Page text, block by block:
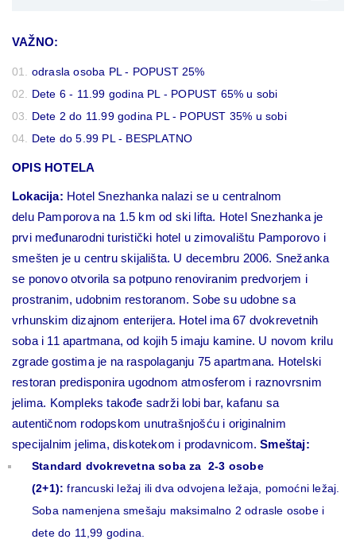
VAŽNO:
odrasla osoba PL - POPUST 25%
Dete 6 - 11.99 godina PL - POPUST 65% u sobi
Dete 2 do 11.99 godina PL - POPUST 35% u sobi
Dete do 5.99 PL - BESPLATNO
OPIS HOTELA
Lokacija: Hotel Snezhanka nalazi se u centralnom
delu Pamporovana 1.5 km od ski lifta. Hotel Snezhanka je
prvi međunarodni turistički hotel u zimovalištu Pamporovo i
smešten je u centru skijališta. U decembru 2006. Snežanka
se ponovo otvorila sa potpuno renoviranim predvorjem i
prostranim, udobnim restoranom. Sobe su udobne sa
vrhunskim dizajnom enterijera. Hotel ima 67 dvokrevetnih
soba i 11 apartmana, od kojih 5 imaju kamine. U novom krilu
zgrade gostima je na raspolaganju 75 apartmana. Hotelski
restoran predisponira ugodnom atmosferom i raznovrsnim
jelima. Kompleks takođe sadrži lobi bar, kafanu sa
autentičnom rodopskom unutrašnjošću i originalnim
specijalnim jelima, diskotekom i prodavnicom. Smeštaj:
Standard dvokrevetna soba za 2-3 osobe
(2+1):francuski ležaj ili dva odvojena ležaja, pomoćni ležaj.
Soba namenjena smešaju maksimalno 2 odrasle osobe i
dete do 11,99 godina.